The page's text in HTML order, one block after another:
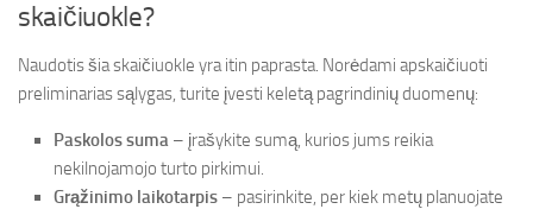
skaičiuokle?
Naudotis šia skaičiuokle yra itin paprasta. Norėdami apskaičiuoti
preliminarias sąlygas, turite įvesti keletą pagrindinių duomenų:
Paskolos suma – įrašykite sumą, kurios jums reikia
nekilnojamojo turto pirkimui.
Grąžinimo laikotarpis – pasirinkite, per kiek metų planuojate